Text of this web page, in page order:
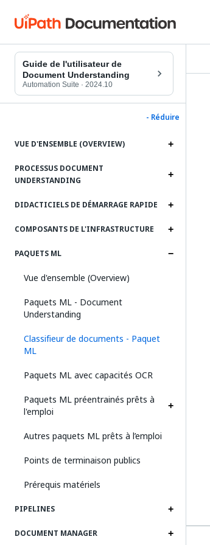
Guide de l'utilisateur de
Document Understanding
Automation Suite · 2024.10
- Réduire
VUE D'ENSEMBLE (OVERVIEW)
PROCESSUS DOCUMENT
UNDERSTANDING
DIDACTICIELS DE DÉMARRAGE RAPIDE
COMPOSANTS DE L'INFRASTRUCTURE
PAQUETS ML
Vue d'ensemble (Overview)
Paquets ML - Document
Understanding
Classifieur de documents - Paquet
ML
Paquets ML avec capacités OCR
Paquets ML préentrainés prêts à
l'emploi
Autres paquets ML prêts à l’emploi
Points de terminaison publics
Prérequis matériels
PIPELINES
DOCUMENT MANAGER